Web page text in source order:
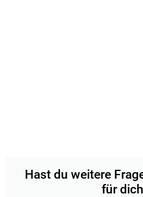
Hast du weitere
für